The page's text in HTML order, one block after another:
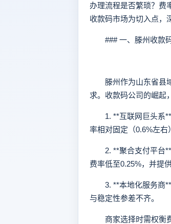
办理流程是否繁琐？费
收款码市场为切入点，
### 一、滕州收款码
滕州作为山东省县域
求。收款码公司的崛起
1. **互联网巨头系**
率相对固定（0.6%左右
2. **聚合支付平台**
费率低至0.25%，并提
3. **本地化服务商**
与稳定性参差不齐。
商家选择时需权衡费